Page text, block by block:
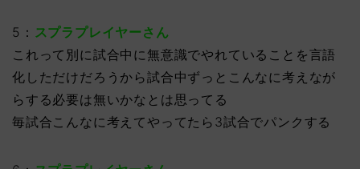
5： スプラプレイヤーさん
これって別に試合中に無意識でやれていることを言語
化しただけだろうから試合中ずっとこんなに考えなが
らする必要は無いかなとは思ってる
毎試合こんなに考えてやってたら3試合でパンクする